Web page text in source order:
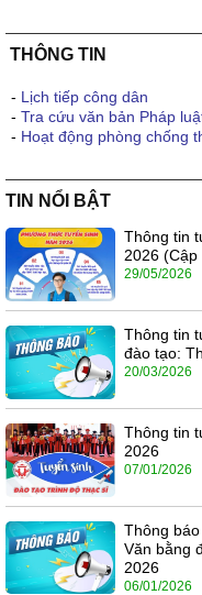
THÔNG TIN
- Lịch tiếp công dân
- Tra cứu văn bản Pháp
- Hoạt động phòng chống
TIN NỔI BẬT
Thông tin
2026 (Cập
29/05/2026
Thông tin
đào tạo:
20/03/2026
Thông tin
2026
07/01/2026
Thông
Văn bằng
2026
06/01/2026